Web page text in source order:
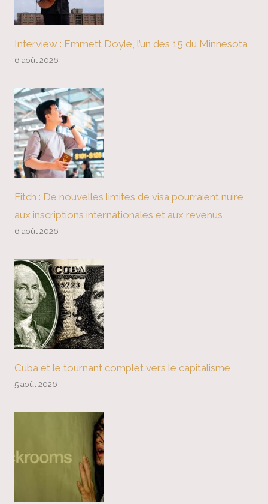
Interview : Emmett Doyle, l’un des 15 du Minnesota
6 août 2026
Fitch : De nouvelles limites de visa pourraient nuire
aux inscriptions internationales et aux revenus
6 août 2026
Cuba et le tournant complet vers le capitalisme
5 août 2026